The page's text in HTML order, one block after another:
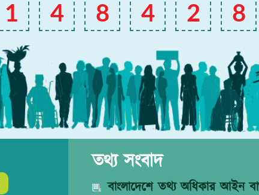
1 4 8 4 2 8
তথ্য সংবাদ
বাংলাদেশে তথ্য অধিকার আইন